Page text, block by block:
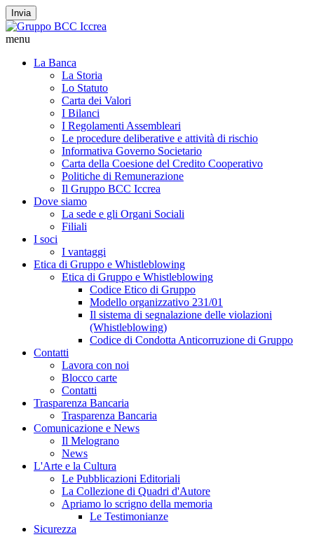
Invia
menu
La Banca
La Storia
Lo Statuto
Carta dei Valori
I Bilanci
I Regolamenti Assembleari
Le procedure deliberative e attività di rischio
Informativa Governo Societario
Carta della Coesione del Credito Cooperativo
Politiche di Remunerazione
Il Gruppo BCC Iccrea
Dove siamo
La sede e gli Organi Sociali
Filiali
I soci
I vantaggi
Etica di Gruppo e Whistleblowing
Etica di Gruppo e Whistleblowing
Codice Etico di Gruppo
Modello organizzativo 231/01
Il sistema di segnalazione delle violazioni
(Whistleblowing)
Codice di Condotta Anticorruzione di Gruppo
Contatti
Lavora con noi
Blocco carte
Contatti
Trasparenza Bancaria
Trasparenza Bancaria
Comunicazione e News
Il Melograno
News
L'Arte e la Cultura
Le Pubblicazioni Editoriali
La Collezione di Quadri d'Autore
Apriamo lo scrigno della memoria
Le Testimonianze
Sicurezza